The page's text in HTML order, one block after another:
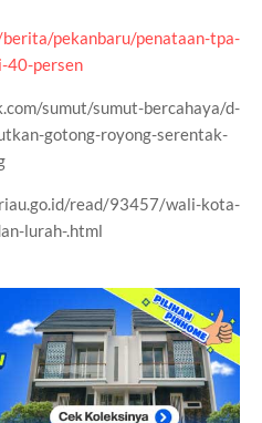
pekanbaru/penataan-tpa-
40-persen
sumut-bercahaya/d-
gotong-royong-serentak-
read/93457/wali-kota-
lurah-.html